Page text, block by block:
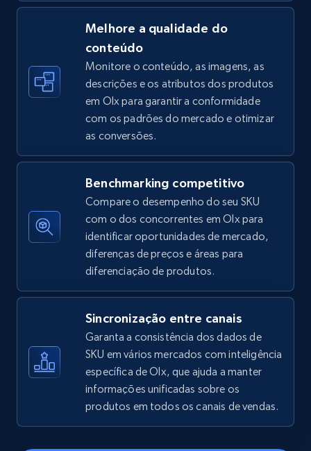
URL, Title, Available, Description, Currency, Initial
price, Final price, Discount percent, and more.
5.4K+ 668+ Comece agora
Amazon sellers info
Seller id, URL, Seller name, Description, Detailed
info, Stars, Feedbacks, Return policy, and more.
2.5K+ 378+ Comece agora
eBay
URL, Product id, Title, Seller name, Seller rating,
Seller reviews, Breadcrumbs, Root category, and
more.
359+ Comece agora
Melhore a qualidade do
conteúdo
Monitore o conteúdo, as imagens, as
descrições e os atributos dos produtos
em Olx para garantir a conformidade
com os padrões do mercado e otimizar
as conversões.
Benchmarking competitivo
Compare o desempenho do seu SKU
com o dos concorrentes em Olx para
identificar oportunidades de mercado,
diferenças de preços e áreas para
diferenciação de produtos.
Sincronização entre canais
Garanta a consistência dos dados de
SKU em vários mercados com inteligência
específica de Olx, que ajuda a manter
informações unificadas sobre os
produtos em todos os canais de vendas.